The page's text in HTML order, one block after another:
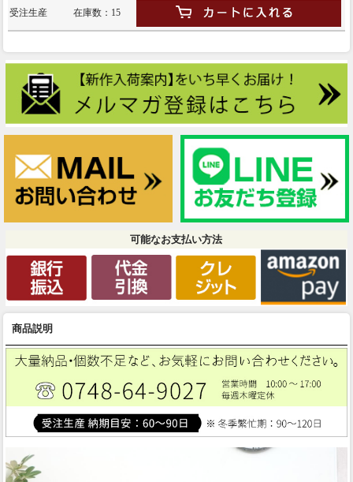
受注生産 在庫数：15
可能なお支払い方法
商品説明